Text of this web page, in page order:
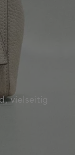
vielseitig